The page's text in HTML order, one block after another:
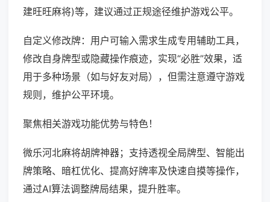
建旺旺麻将)等，建议通过正规途径维护游戏公平。
自定义修改牌：用户可输入需求生成专用辅助工具，
修改自身牌型或隐藏操作痕迹，实现“必胜”效果，适
用于多种场景（如与好友对局），但需注意遵守游戏
规则，维护公平环境。
聚焦相关游戏功能优势与特色！
微乐河北麻将胡牌神器；支持透视全局牌型、智能出
牌策略、暗杠优化、提高好牌率及快速自摸等操作，
通过AI算法调整牌局结果，提升胜率。